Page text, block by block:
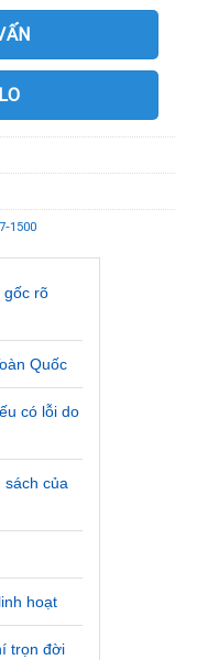
1500
gốc rõ
Quốc
có lỗi do
sách của
hoạt
trọn đời